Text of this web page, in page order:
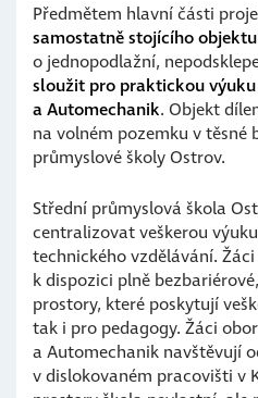
Předmětem hlavní části
samostatně stojícího objektu
o jednopodlažní,
sloužit pro praktickou
a Automechanik. Objekt
na volném pozemku v těsné
průmyslové školy Ostrov.
Střední průmyslová škola
centralizovat veškerou
technického vzdělávání.
k dispozici plně
prostory, které poskytují
tak i pro pedagogy. Žáci
a Automechanik navštěvují
v dislokovaném pracovišti v